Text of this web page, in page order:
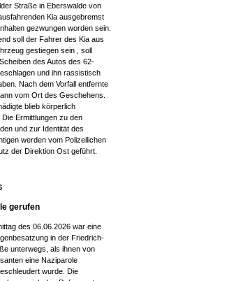
Straße in Eberswalde von
Kia ausgebremst
gezwungen worden sein.
soll der Fahrer des Kia aus
gestiegen sein , soll
des Autos des 62-
und ihn rassistisch
Nach dem Vorfall entfernte
vom Ort des Geschehens.
blieb körperlich
Ermittlungen zu den
und zur Identität des
werden vom Polizeilichen
der Direktion Ost geführt.
gerufen
des 06.06.2026 war eine
in der Friedrich-
unterwegs, als ihnen von
eine Naziparole
wurde. Die